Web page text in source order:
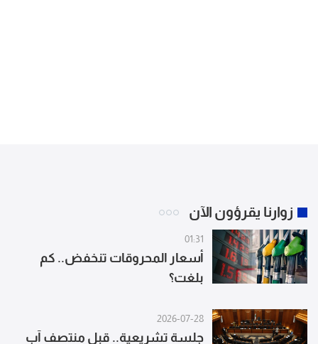
زوارنا يقرؤون الآن
01:31
أسعار المحروقات تنخفض.. كم
بلغت؟
2026-07-28
جلسة تشريعية.. قبل منتصف آب